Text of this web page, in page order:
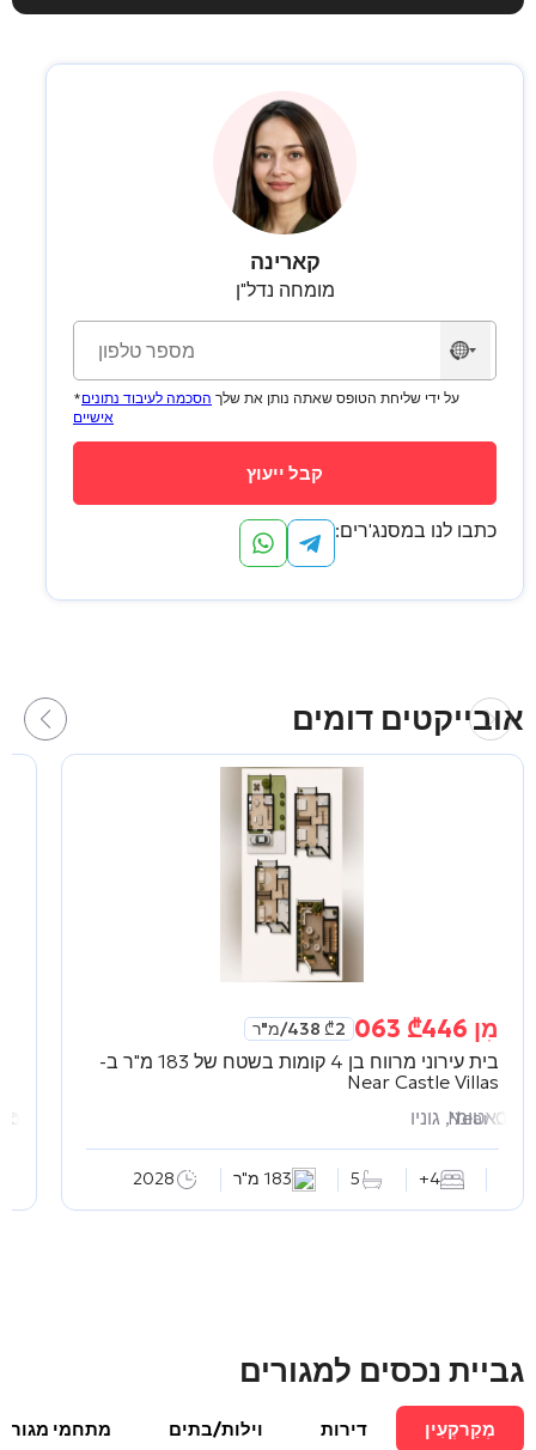
קארינה
מומחה נדל"ן
לא
נבחרה
*על ידי שליחת הטופס שאתה נותן את שלך הסכמה לעיבוד נתונים
אישיים
כתבו לנו במסנג'רים:
אובייקטים דומים
מִן ₾446 063
₾2 438 /מ"ר
בית עירוני מרווח בן 4 קומות בשטח של 183 מ"ר ב-
Near Castle Villas
באטומי, גוניו
Near
4+
5 183 מ"ר 2028
גביית נכסים למגורים
מְקַרקְעִין דירות וילות/בתים מתחמי